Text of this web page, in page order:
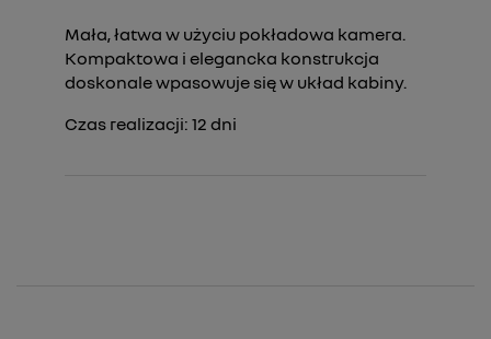
Mała, łatwa w użyciu pokładowa kamera.
Kompaktowa i elegancka konstrukcja
doskonale wpasowuje się w układ kabiny.
Czas realizacji: 12 dni